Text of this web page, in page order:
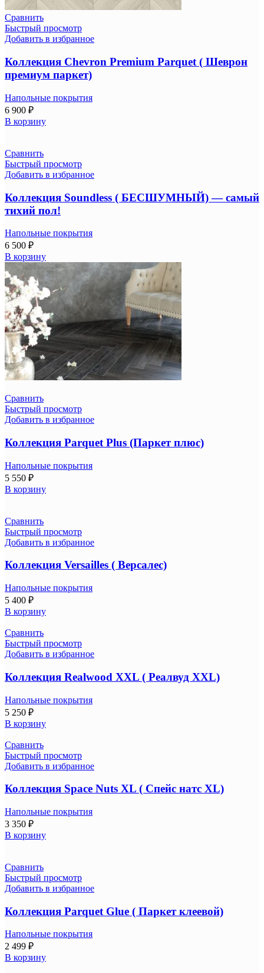
Сравнить
Быстрый просмотр
Добавить в избранное
Коллекция Chevron Premium Parquet ( Шеврон
премиум паркет)
Напольные покрытия
6 900 ₽
В корзину
Сравнить
Быстрый просмотр
Добавить в избранное
Коллекция Soundless ( БЕСШУМНЫЙ) — самый
тихий пол!
Напольные покрытия
6 500 ₽
В корзину
Сравнить
Быстрый просмотр
Добавить в избранное
Коллекция Parquet Plus (Паркет плюс)
Напольные покрытия
5 550 ₽
В корзину
Сравнить
Быстрый просмотр
Добавить в избранное
Коллекция Versailles ( Версалес)
Напольные покрытия
5 400 ₽
В корзину
Сравнить
Быстрый просмотр
Добавить в избранное
Коллекция Realwood XXL ( Реалвуд XXL)
Напольные покрытия
5 250 ₽
В корзину
Сравнить
Быстрый просмотр
Добавить в избранное
Коллекция Space Nuts XL ( Спейс натс XL)
Напольные покрытия
3 350 ₽
В корзину
Сравнить
Быстрый просмотр
Добавить в избранное
Коллекция Parquet Glue ( Паркет клеевой)
Напольные покрытия
2 499 ₽
В корзину